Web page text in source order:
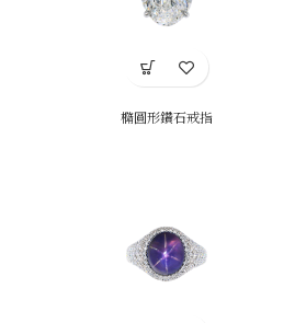
橢圓形鑽石戒指